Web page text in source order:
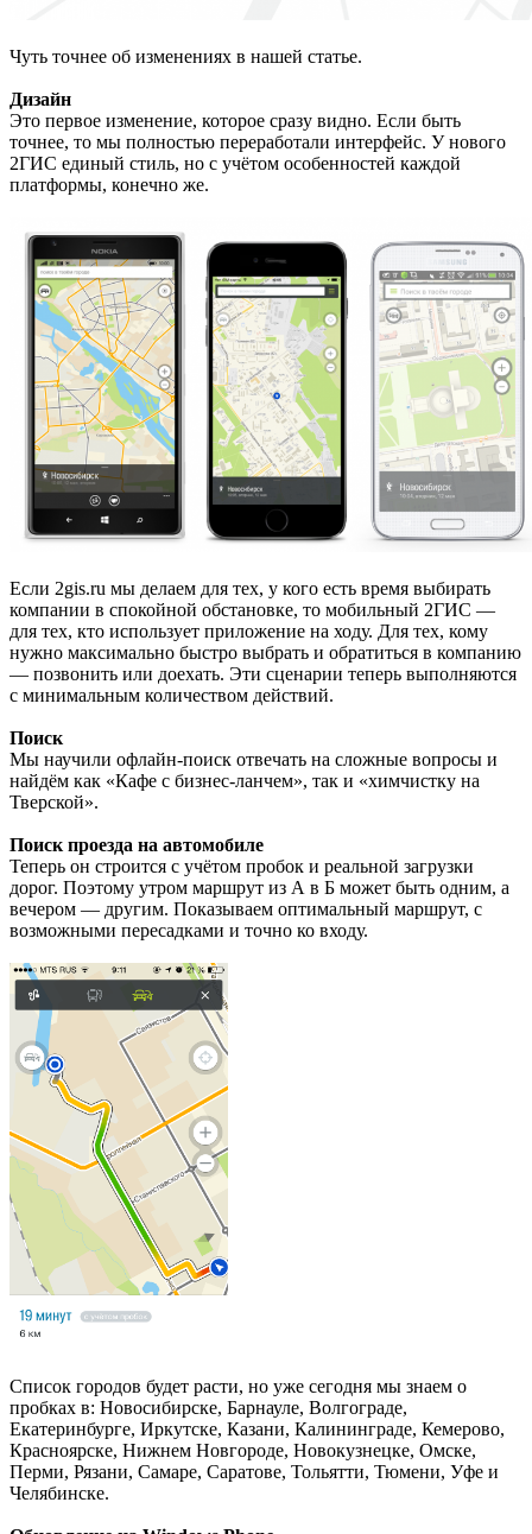
Чуть точнее об изменениях в нашей статье.
Дизайн
Это первое изменение, которое сразу видно. Если быть
точнее, то мы полностью переработали интерфейс. У нового
2ГИС единый стиль, но с учётом особенностей каждой
платформы, конечно же.
Если 2gis.ru мы делаем для тех, у кого есть время выбирать
компании в спокойной обстановке, то мобильный 2ГИС —
для тех, кто использует приложение на ходу. Для тех, кому
нужно максимально быстро выбрать и обратиться в компанию
— позвонить или доехать. Эти сценарии теперь выполняются
с минимальным количеством действий.
Поиск
Мы научили офлайн-поиск отвечать на сложные вопросы и
найдём как «Кафе с бизнес-ланчем», так и «химчистку на
Тверской».
Поиск проезда на автомобиле
Теперь он строится с учётом пробок и реальной загрузки
дорог. Поэтому утром маршрут из А в Б может быть одним, а
вечером — другим. Показываем оптимальный маршрут, с
возможными пересадками и точно ко входу.
Список городов будет расти, но уже сегодня мы знаем о
пробках в: Новосибирске, Барнауле, Волгограде,
Екатеринбурге, Иркутске, Казани, Калининграде, Кемерово,
Красноярске, Нижнем Новгороде, Новокузнецке, Омске,
Перми, Рязани, Самаре, Саратове, Тольятти, Тюмени, Уфе и
Челябинске.